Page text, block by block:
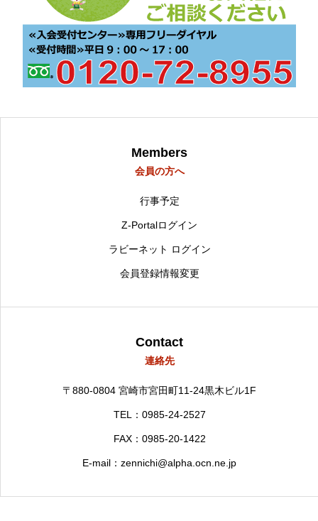
Members
会員の方へ
行事予定
Z-Portalログイン
ラビーネット ログイン
会員登録情報変更
Contact
連絡先
〒880-0804 宮崎市宮田町11-24黒木ビル1F
TEL：0985-24-2527
FAX：0985-20-1422
E-mail：zennichi@alpha.ocn.ne.jp